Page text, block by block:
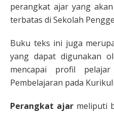
perangkat ajar yang
terbatas di Sekolah
Buku teks ini juga
yang dapat digunakan
mencapai profil
Pembelajaran pada
Perangkat ajarmeliputi